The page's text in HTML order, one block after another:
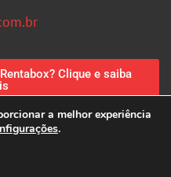
Clique e saiba
a melhor experiência
.